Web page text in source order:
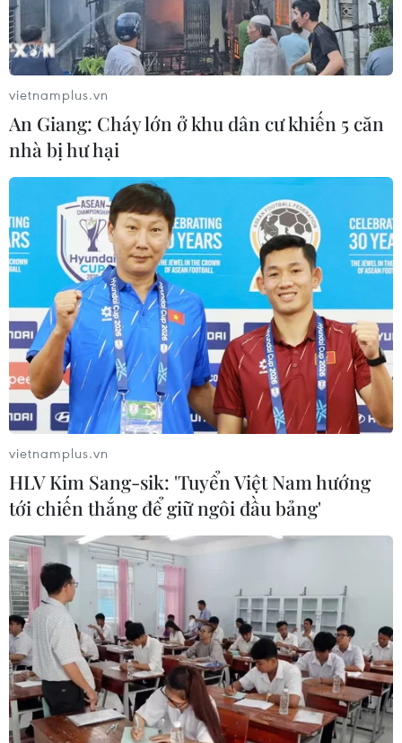
CAEXPO 2021: Việt Nam giới thiệu các sản
phẩm có sức cạnh tranh
10/09/2021 06:56
Việt Nam trưng bày các sản phẩm có sức cạnh tranh và
phát triển thị trường xuất khẩu tại Trung Quốc và
ASEAN, gồm nông lâm thuỷ sản và thực phẩm chế biến,
đồ gỗ và thủ công mỹ nghệ.
vietnamplus.vn
An Giang: Cháy lớn ở khu dân cư khiến 5 căn
nhà bị hư hại
vietnamplus.vn
HLV Kim Sang-sik: 'Tuyển Việt Nam hướng
tới chiến thắng để giữ ngôi đầu bảng'